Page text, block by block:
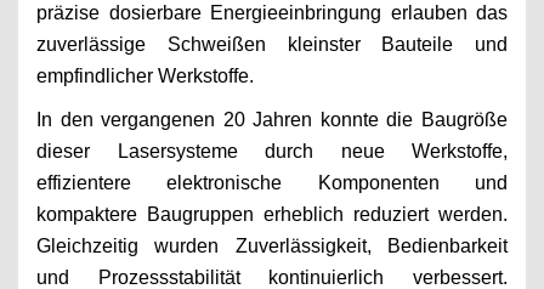
präzise dosierbare Energieeinbringung erlauben das
zuverlässige Schweißen kleinster Bauteile und
empfindlicher Werkstoffe.
In den vergangenen 20 Jahren konnte die Baugröße
dieser Lasersysteme durch neue Werkstoffe,
effizientere elektronische Komponenten und
kompaktere Baugruppen erheblich reduziert werden.
Gleichzeitig wurden Zuverlässigkeit, Bedienbarkeit
und Prozessstabilität kontinuierlich verbessert.